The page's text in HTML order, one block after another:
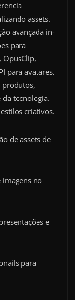
assets.
avançada in-
para
OpusClip,
para avatares,
produtos,
tecnologia.
criativos.
de assets de
imagens no
e
para